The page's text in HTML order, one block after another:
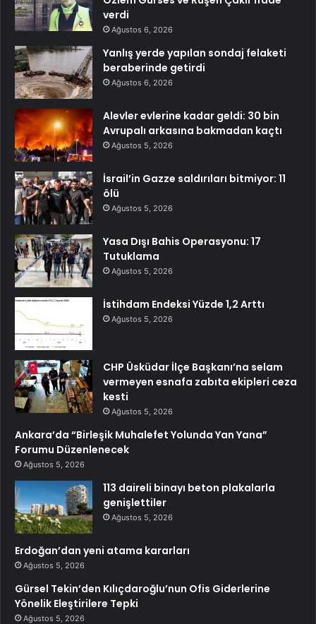
verdi
Ağustos 6, 2026
Yanlış yerde yapılan sondaj felaketi
beraberinde getirdi
Ağustos 6, 2026
Alevler evlerine kadar geldi: 30 bin
Avrupalı arkasına bakmadan kaçtı
Ağustos 5, 2026
İsrail’in Gazze saldırıları bitmiyor: 11
ölü
Ağustos 5, 2026
Yasa Dışı Bahis Operasyonu: 17
Tutuklama
Ağustos 5, 2026
İstihdam Endeksi Yüzde 1,2 Arttı
Ağustos 5, 2026
CHP Üsküdar İlçe Başkanı’na selam
vermeyen esnafa zabıta ekipleri ceza
kesti
Ağustos 5, 2026
Ankara’da “Birleşik Muhalefet Yolunda Yan Yana”
Forumu Düzenlenecek
Ağustos 5, 2026
113 daireli binayı beton plakalarla
genişlettiler
Ağustos 5, 2026
Erdoğan’dan yeni atama kararları
Ağustos 5, 2026
Gürsel Tekin’den Kılıçdaroğlu’nun Ofis Giderlerine
Yönelik Eleştirilere Tepki
Ağustos 5, 2026